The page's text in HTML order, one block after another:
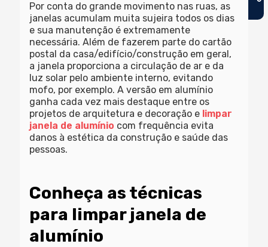
Por conta do grande movimento nas ruas, as
janelas acumulam muita sujeira todos os dias
e sua manutenção é extremamente
necessária. Além de fazerem parte do cartão
postal da casa/edifício/construção em geral,
a janela proporciona a circulação de ar e da
luz solar pelo ambiente interno, evitando
mofo, por exemplo. A versão em alumínio
ganha cada vez mais destaque entre os
projetos de arquitetura e decoração e limpar
janela de alumínio com frequência evita
danos à estética da construção e saúde das
pessoas.
Conheça as técnicas
para limpar janela de
alumínio